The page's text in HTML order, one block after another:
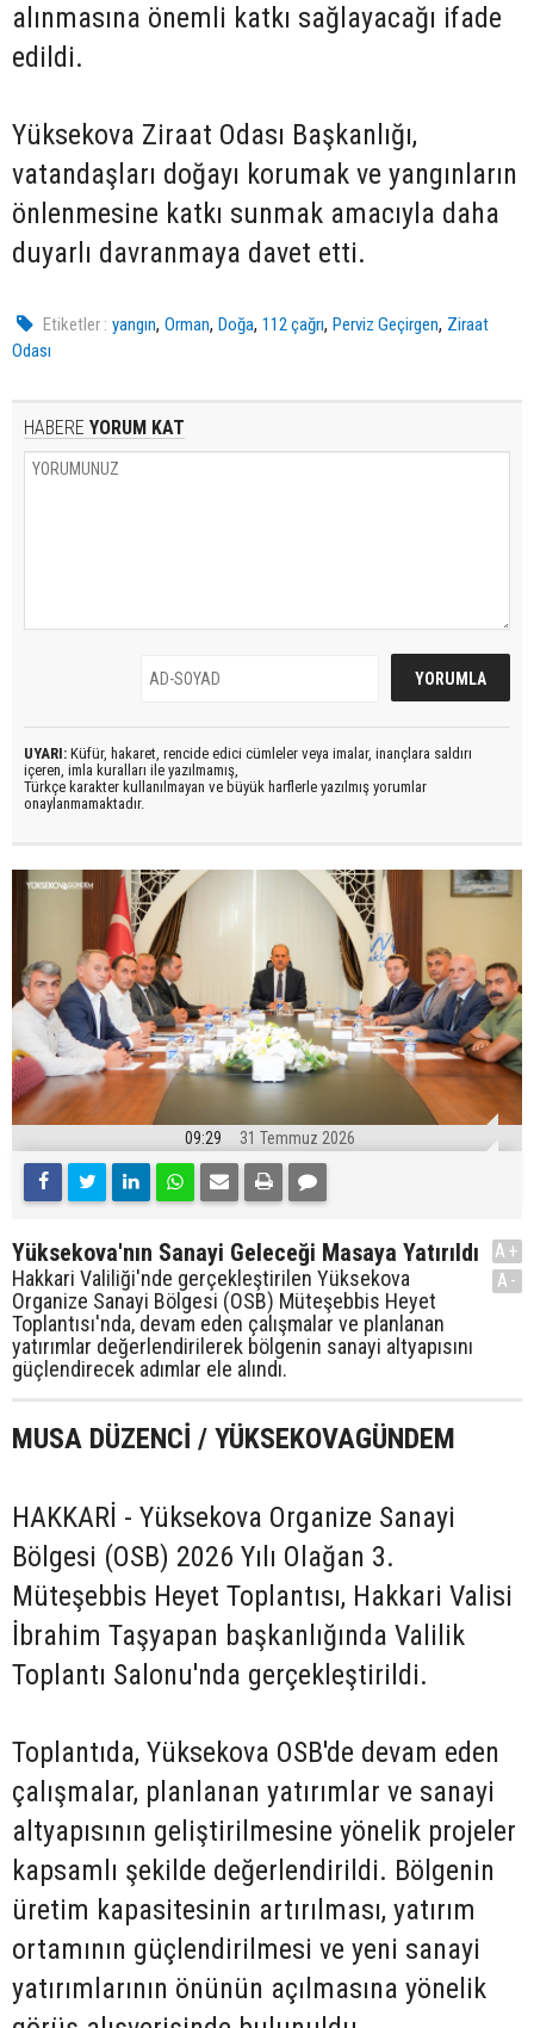
alınmasına önemli katkı sağlayacağı ifade
edildi.
Yüksekova Ziraat Odası Başkanlığı,
vatandaşları doğayı korumak ve yangınların
önlenmesine katkı sunmak amacıyla daha
duyarlı davranmaya davet etti.
Etiketler : yangın,Orman,Doğa,112 çağrı,Perviz Geçirgen, Ziraat
Odası
HABERE YORUM KAT
UYARI: Küfür, hakaret, rencide edici cümleler veya imalar, inançlara saldırı
içeren, imla kuralları ile yazılmamış,
Türkçe karakter kullanılmayan ve büyük harflerle yazılmış yorumlar
onaylanmamaktadır.
09:29 31 Temmuz 2026
Yüksekova'nın Sanayi Geleceği Masaya Yatırıldı
Hakkari Valiliği'nde gerçekleştirilen Yüksekova
Organize Sanayi Bölgesi (OSB) Müteşebbis Heyet
Toplantısı'nda, devam eden çalışmalar ve planlanan
yatırımlar değerlendirilerek bölgenin sanayi altyapısını
güçlendirecek adımlar ele alındı.
A+
A-
MUSA DÜZENCİ / YÜKSEKOVAGÜNDEM
HAKKARİ - Yüksekova Organize Sanayi
Bölgesi (OSB) 2026 Yılı Olağan 3.
Müteşebbis Heyet Toplantısı, Hakkari Valisi
İbrahim Taşyapan başkanlığında Valilik
Toplantı Salonu'nda gerçekleştirildi.
Toplantıda, Yüksekova OSB'de devam eden
çalışmalar, planlanan yatırımlar ve sanayi
altyapısının geliştirilmesine yönelik projeler
kapsamlı şekilde değerlendirildi. Bölgenin
üretim kapasitesinin artırılması, yatırım
ortamının güçlendirilmesi ve yeni sanayi
yatırımlarının önünün açılmasına yönelik